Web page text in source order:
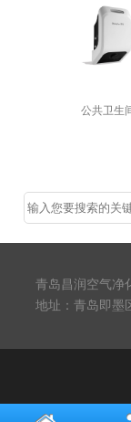
青岛昌润空气净
地址：青岛即墨